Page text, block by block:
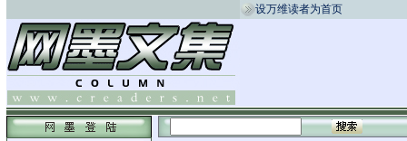
设万维读者为首页